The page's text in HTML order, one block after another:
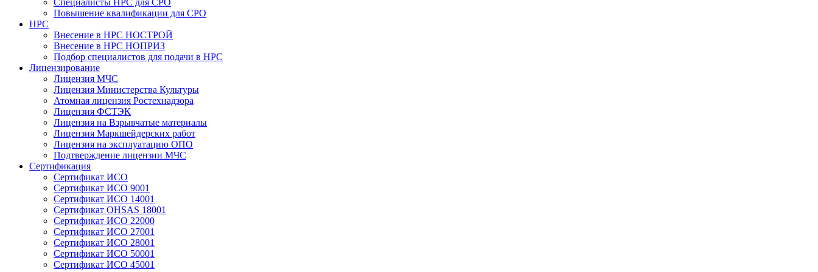
Специалисты НРС для СРО
Повышение квалификации для СРО
НРС
Внесение в НРС НОСТРОЙ
Внесение в НРС НОПРИЗ
Подбор специалистов для подачи в НРС
Лицензирование
Лицензия МЧС
Лицензия Министерства Культуры
Атомная лицензия Ростехнадзора
Лицензия ФСТЭК
Лицензия на Взрывчатые материалы
Лицензия Маркшейдерских работ
Лицензия на эксплуатацию ОПО
Подтверждение лицензии МЧС
Сертификация
Сертификат ИСО
Сертификат ИСО 9001
Сертификат ИСО 14001
Сертификат OHSAS 18001
Сертификат ИСО 22000
Сертификат ИСО 27001
Сертификат ИСО 28001
Сертификат ИСО 50001
Сертификат ИСО 45001